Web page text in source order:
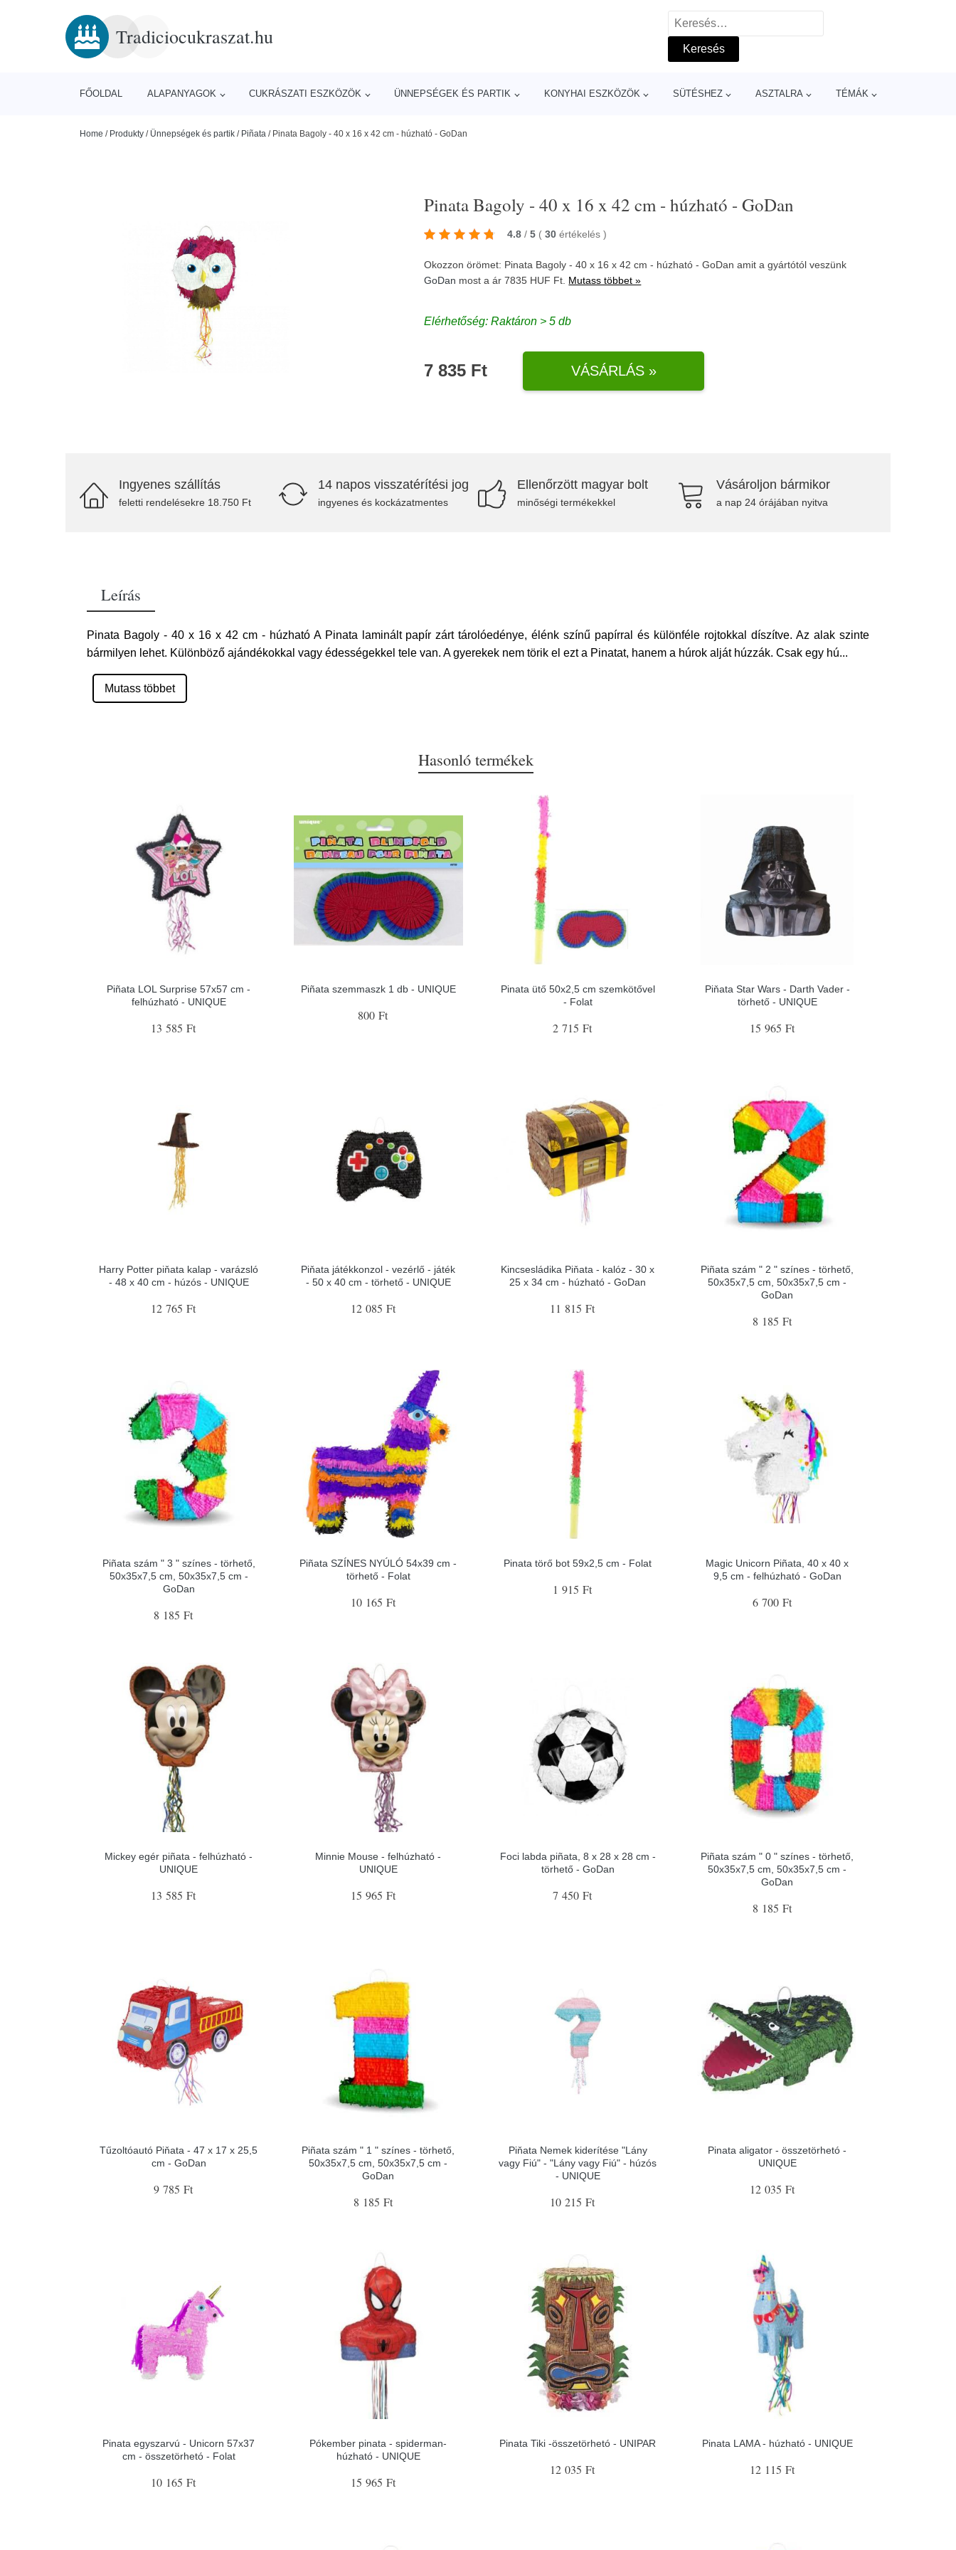
Tradiciocukraszat.hu
Keresés:
FŐOLDAL ALAPANYAGOK CUKRÁSZATI ESZKÖZÖK ÜNNEPSÉGEK ÉS PARTIK KONYHAI ESZKÖZÖK SÜTÉSHEZ ASZTALRA TÉMÁK
Home / Produkty / Ünnepségek és partik / Piñata / Pinata Bagoly - 40 x 16 x 42 cm - húzható - GoDan
Pinata Bagoly - 40 x 16 x 42 cm - húzható - GoDan
4.8 / 5 ( 30 értékelés)
Okozzon örömet: Pinata Bagoly - 40 x 16 x 42 cm - húzható - GoDan amit a gyártótól veszünk
GoDan most a ár 7835 HUF Ft. Mutass többet »
Elérhetőség: Raktáron > 5 db
7 835 Ft VÁSÁRLÁS »
Ingyenes szállítás
feletti rendelésekre 18.750 Ft
14 napos visszatérítési jog
ingyenes és kockázatmentes
Ellenőrzött magyar bolt
minőségi termékekkel
Vásároljon bármikor
a nap 24 órájában nyitva
Leírás
Pinata Bagoly - 40 x 16 x 42 cm - húzható A Pinata laminált papír zárt tárolóedénye, élénk színű papírral és különféle rojtokkal díszítve. Az alak szinte
bármilyen lehet. Különböző ajándékokkal vagy édességekkel tele van. A gyerekek nem törik el ezt a Pinatat, hanem a húrok alját húzzák. Csak egy hú...
Mutass többet
Hasonló termékek
Piñata LOL Surprise 57x57 cm -
felhúzható - UNIQUE
13 585 Ft
Piñata szemmaszk 1 db - UNIQUE
800 Ft
Pinata ütő 50x2,5 cm szemkötővel
- Folat
2 715 Ft
Piňata Star Wars - Darth Vader -
törhető - UNIQUE
15 965 Ft
Harry Potter piňata kalap - varázsló
- 48 x 40 cm - húzós - UNIQUE
12 765 Ft
Piňata játékkonzol - vezérlő - játék
- 50 x 40 cm - törhető - UNIQUE
12 085 Ft
Kincsesládika Piňata - kalóz - 30 x
25 x 34 cm - húzható - GoDan
11 815 Ft
Piñata szám " 2 " színes - törhető,
50x35x7,5 cm, 50x35x7,5 cm -
GoDan
8 185 Ft
Piñata szám " 3 " színes - törhető,
50x35x7,5 cm, 50x35x7,5 cm -
GoDan
8 185 Ft
Piñata SZÍNES NYÚLÓ 54x39 cm -
törhető - Folat
10 165 Ft
Pinata törő bot 59x2,5 cm - Folat
1 915 Ft
Magic Unicorn Piñata, 40 x 40 x
9,5 cm - felhúzható - GoDan
6 700 Ft
Mickey egér piñata - felhúzható -
UNIQUE
13 585 Ft
Minnie Mouse - felhúzható -
UNIQUE
15 965 Ft
Foci labda piñata, 8 x 28 x 28 cm -
törhető - GoDan
7 450 Ft
Piñata szám " 0 " színes - törhető,
50x35x7,5 cm, 50x35x7,5 cm -
GoDan
8 185 Ft
Tűzoltóautó Piňata - 47 x 17 x 25,5
cm - GoDan
9 785 Ft
Piñata szám " 1 " színes - törhető,
50x35x7,5 cm, 50x35x7,5 cm -
GoDan
8 185 Ft
Piňata Nemek kiderítése "Lány
vagy Fiú" - "Lány vagy Fiú" - húzós
- UNIQUE
10 215 Ft
Pinata aligator - összetörhetó -
UNIQUE
12 035 Ft
Pinata egyszarvú - Unicorn 57x37
cm - összetörhetó - Folat
10 165 Ft
Pókember pinata - spiderman-
húzható - UNIQUE
15 965 Ft
Pinata Tiki -összetörhetó - UNIPAR
12 035 Ft
Pinata LAMA - húzható - UNIQUE
12 115 Ft